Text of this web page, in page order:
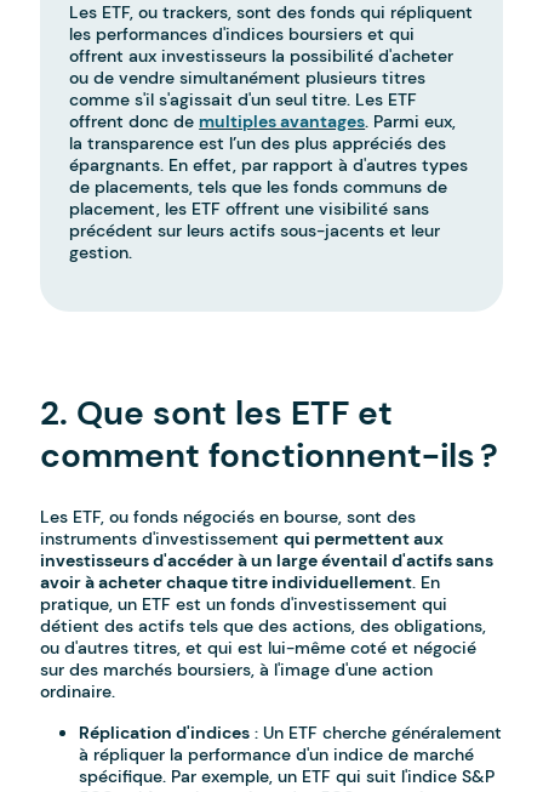
Les ETF, ou trackers, sont des fonds qui répliquent
les performances d'indices boursiers et qui
offrent aux investisseurs la possibilité d'acheter
ou de vendre simultanément plusieurs titres
comme s'il s'agissait d'un seul titre. Les ETF
offrent donc de multiples avantages. Parmi eux,
la transparence est l’un des plus appréciés des
épargnants. En effet, par rapport à d'autres types
de placements, tels que les fonds communs de
placement, les ETF offrent une visibilité sans
précédent sur leurs actifs sous-jacents et leur
gestion.
2. Que sont les ETF et
comment fonctionnent-ils ?
Les ETF, ou fonds négociés en bourse, sont des
instruments d'investissementqui permettent aux
investisseurs d'accéder à un large éventail d'actifs sans
avoir à acheter chaque titre individuellement. En
pratique, un ETF est un fonds d'investissement qui
détient des actifs tels que des actions, des obligations,
ou d'autres titres, et qui est lui-même coté et négocié
sur des marchés boursiers, à l'image d'une action
ordinaire.
Réplication d'indices : Un ETF cherche généralement
à répliquer la performance d'un indice de marché
spécifique. Par exemple, un ETF qui suit l'indice S&P